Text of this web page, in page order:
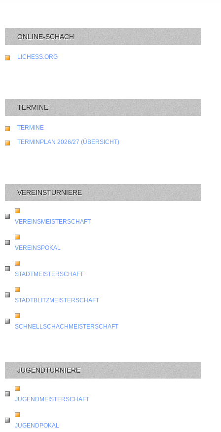
ONLINE-SCHACH
LICHESS.ORG
TERMINE
TERMINE
TERMINPLAN 2026/27 (ÜBERSICHT)
VEREINSTURNIERE
VEREINSMEISTERSCHAFT
VEREINSPOKAL
STADTMEISTERSCHAFT
STADTBLITZMEISTERSCHAFT
SCHNELLSCHACHMEISTERSCHAFT
JUGENDTURNIERE
JUGENDMEISTERSCHAFT
JUGENDPOKAL